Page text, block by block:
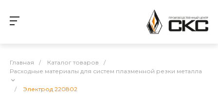
Главная / Каталог товаров
/
Расходные материалы для систем плазменной резки металла
/ Электрод 220802